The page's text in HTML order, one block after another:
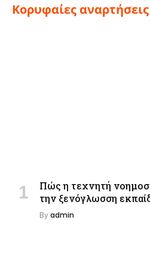
Κορυφαίες αναρτήσεις
Πώς η τεχνητή
την ξενόγλωσση
Byadmin